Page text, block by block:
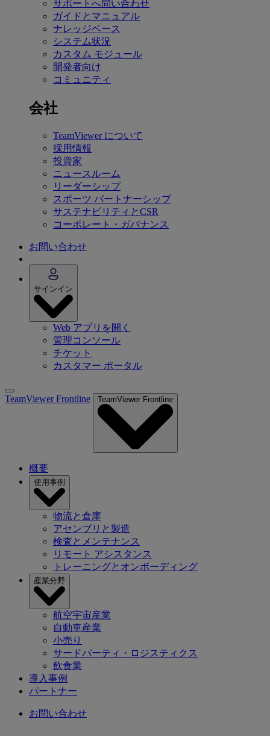
サポートへ問い合わせ
ガイドとマニュアル
ナレッジベース
システム状況
カスタム モジュール
開発者向け
コミュニティ
会社
TeamViewer について
採用情報
投資家
ニュースルーム
リーダーシップ
スポーツ パートナーシップ
サステナビリティとCSR
コーポレート・ガバナンス
お問い合わせ
サインイン
Web アプリを開く
管理コンソール
チケット
カスタマー ポータル
TeamViewer Frontline TeamViewer Frontline
概要
使用事例
物流と倉庫
アセンブリと製造
検査とメンテナンス
リモート アシスタンス
トレーニングとオンボーディング
産業分野
航空宇宙産業
自動車産業
小売り
サードパーティ・ロジスティクス
飲食業
導入事例
パートナー
お問い合わせ